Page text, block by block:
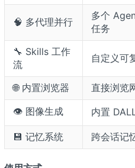
🧠 多代理并行
多个
任务
🔧 Skills 工作
流
自定义可
🌐 内置浏览器
直接浏览
👁️ 图像生成
内置
💾 记忆系统 跨会话记